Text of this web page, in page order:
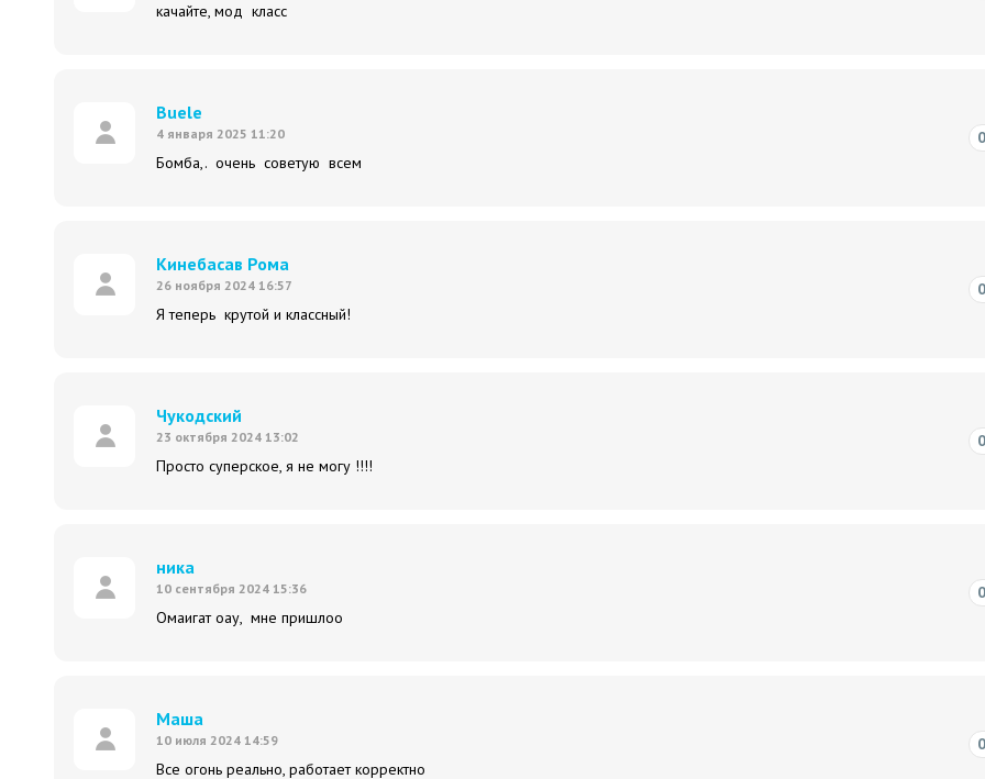
качайте, мод класс
Buele
4 января 2025 11:20
Бомба,. очень советую всем
Кинебасав Рома
26 ноября 2024 16:57
Я теперь крутой и классный!
Чукодский
23 октября 2024 13:02
Просто суперское, я не могу !!!!
ника
10 сентября 2024 15:36
Омаигат оау, мне пришлоо
Маша
10 июля 2024 14:59
Все огонь реально, работает корректно